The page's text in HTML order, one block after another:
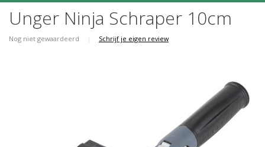
Unger Ninja Schraper 10cm
Nog niet gewaardeerd | Schrijf je eigen review